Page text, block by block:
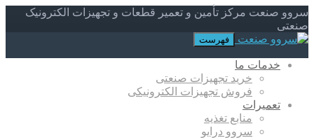
سروو صنعت مرکز تأمین و تعمیر قطعات و تجهیزات الکترونیک
صنعتی
فهرست
خدمات ما
خرید تجهیزات صنعتی
فروش تجهیزات الکترونیکی
تعمیرات
منابع تغذیه
سروو درایو